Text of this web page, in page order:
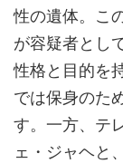
性の遺体。こ
が容疑者とし
性格と目的を
では保身のた
す。一方、テ
ェ・ジャヘと